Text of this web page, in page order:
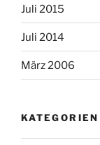
Juli 2015
Juli 2014
März 2006
KATEGORIEN